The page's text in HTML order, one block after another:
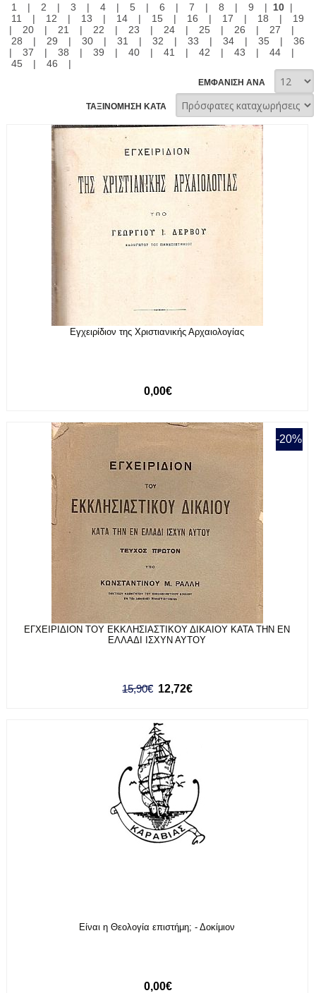
1 | 2 | 3 | 4 | 5 | 6 | 7 | 8 | 9 | 10|
11
| 12 | 13 | 14 | 15 | 16 | 17 | 18 |
19
|
20 | 21 | 22 | 23 | 24 | 25 | 26 | 27
|
28
| 29 | 30 | 31 | 32 | 33 | 34 | 35 |
36
|
37 | 38 | 39 | 40 | 41 | 42 | 43 | 44
|
45
| 46 |
ΕΜΦΑΝΙΣΗ ΑΝΑ
ΤΑΞΙΝΟΜΗΣΗ ΚΑΤΑ
Εγχειρίδιον της Χριστιανικής Αρχαιολογίας
0,00€
-20%
ΕΓΧΕΙΡΙΔΙΟΝ ΤΟΥ ΕΚΚΛΗΣΙΑΣΤΙΚΟΥ ΔΙΚΑΙΟΥ ΚΑΤΑ ΤΗΝ ΕΝ
ΕΛΛΑΔΙ ΙΣΧΥΝ ΑΥΤΟΥ
15,90€ 12,72€
Είναι η Θεολογία επιστήμη; - Δοκίμιον
0,00€